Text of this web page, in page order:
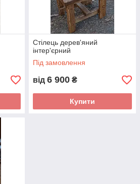
Стілець дерев'яний
інтер'єрний
Під замовлення
від 6 900 ₴
Купити